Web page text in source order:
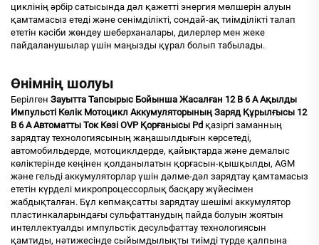
циклінің әрбір сатысында дәл қажетті энергия мөлшерін алуын
қамтамасыз етеді және сенімділікті, сондай-ақ тиімділікті талап
ететін кәсіби жөндеу шеберханалары, дилерлер мен жеке
пайдаланушылар үшін маңызды құрал болып табылады.
Өнімнің шолуы
Берілген Зауытта Тапсырыс Бойынша Жасалған 12 В 6 А Ақылды
Импульсті Көлік Мотоцикл Аккумуляторының Заряд Құрылғысы 12
В 6 А Автоматты Ток Көзі OVP Қорғанысы Pd қазіргі заманның
зарядтау технологиясының жаңашылдығын көрсетеді,
автомобильдерде, мотоциклдерде, қайықтарда және демалыс
көліктерінде кеңінен қолданылатын қорғасын-қышқылды, AGM
және гельді аккумуляторлар үшін дәлме-дәл зарядтау қамтамасыз
ететін күрделі микропроцессорлық басқару жүйесімен
жабдықталған. Бұл көпмақсатты зарядтау шешімі аккумулятор
пластинкаларындағы сульфаттанудың пайда болуын жоятын
интеллектуалды импульстік десульфаттау технологиясын
қамтиды, нәтижесінде сыйымдылықты тиімді түрде қалпына